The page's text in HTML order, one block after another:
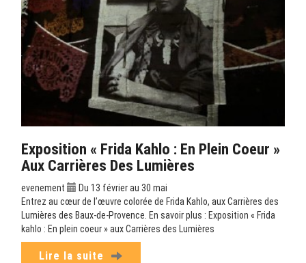
Exposition « Frida Kahlo : En Plein Coeur »
Aux Carrières Des Lumières
evenement
Du 13 février au 30 mai
Entrez au cœur de l’œuvre colorée de Frida Kahlo, aux Carrières des
Lumières des Baux-de-Provence. En savoir plus : Exposition « Frida
kahlo : En plein coeur » aux Carrières des Lumières
Lire la suite